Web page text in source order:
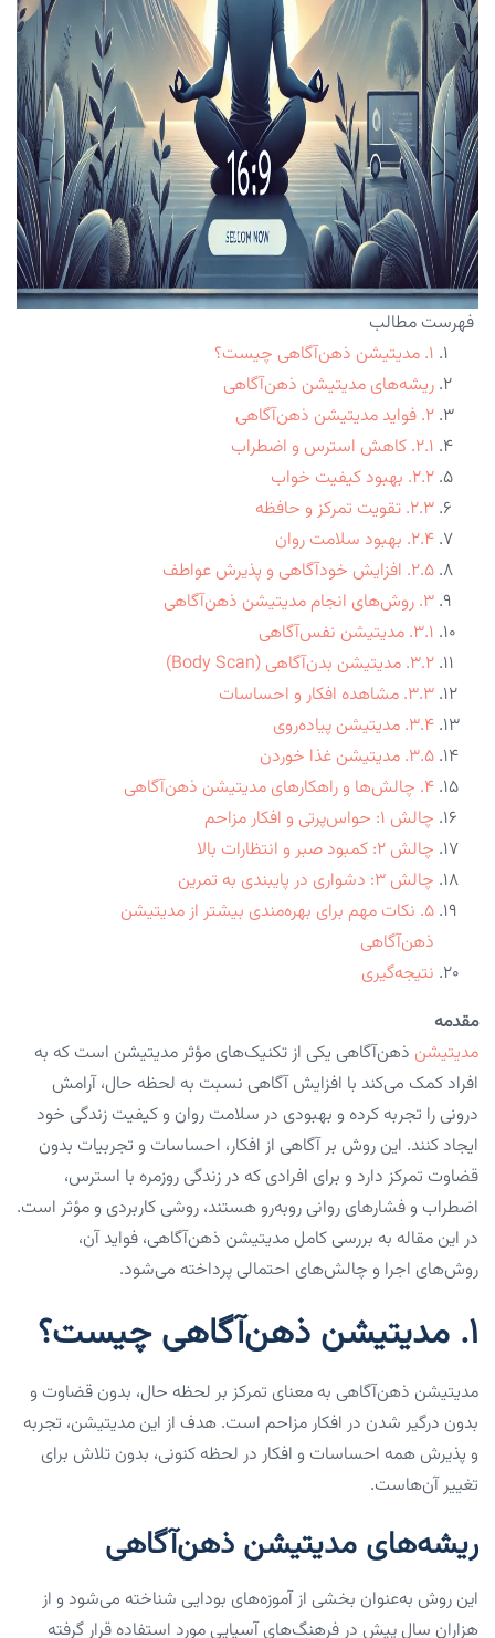
فهرست مطالب
۱. مدیتیشن ذهن‌آگاهی چیست؟
ریشه‌های مدیتیشن ذهن‌آگاهی
۲. فواید مدیتیشن ذهن‌آگاهی
۲.۱. کاهش استرس و اضطراب
۲.۲. بهبود کیفیت خواب
۲.۳. تقویت تمرکز و حافظه
۲.۴. بهبود سلامت روان
۲.۵. افزایش خودآگاهی و پذیرش عواطف
۳. روش‌های انجام مدیتیشن ذهن‌آگاهی
۳.۱. مدیتیشن نفس‌آگاهی
۳.۲. مدیتیشن بدن‌آگاهی (Body Scan)
۳.۳. مشاهده افکار و احساسات
۳.۴. مدیتیشن پیاده‌روی
۳.۵. مدیتیشن غذا خوردن
۴. چالش‌ها و راهکارهای مدیتیشن ذهن‌آگاهی
چالش ۱: حواس‌پرتی و افکار مزاحم
چالش ۲: کمبود صبر و انتظارات بالا
چالش ۳: دشواری در پایبندی به تمرین
۵. نکات مهم برای بهره‌مندی بیشتر از مدیتیشن
ذهن‌آگاهی
نتیجه‌گیری
مقدمه
مدیتیشن ذهن‌آگاهی یکی از تکنیک‌های مؤثر مدیتیشن است که به
افراد کمک می‌کند با افزایش آگاهی نسبت به لحظه حال، آرامش
درونی را تجربه کرده و بهبودی در سلامت روان و کیفیت زندگی خود
ایجاد کنند. این روش بر آگاهی از افکار، احساسات و تجربیات بدون
قضاوت تمرکز دارد و برای افرادی که در زندگی روزمره با استرس،
اضطراب و فشارهای روانی روبه‌رو هستند، روشی کاربردی و مؤثر است.
در این مقاله به بررسی کامل مدیتیشن ذهن‌آگاهی، فواید آن،
روش‌های اجرا و چالش‌های احتمالی پرداخته می‌شود.
۱. مدیتیشن ذهن‌آگاهی چیست؟
مدیتیشن ذهن‌آگاهی به معنای تمرکز بر لحظه حال، بدون قضاوت و
بدون درگیر شدن در افکار مزاحم است. هدف از این مدیتیشن، تجربه
و پذیرش همه احساسات و افکار در لحظه کنونی، بدون تلاش برای
تغییر آن‌هاست.
ریشه‌های مدیتیشن ذهن‌آگاهی
این روش به‌عنوان بخشی از آموزه‌های بودایی شناخته می‌شود و از
هزاران سال پیش در فرهنگ‌های آسیایی مورد استفاده قرار گرفته